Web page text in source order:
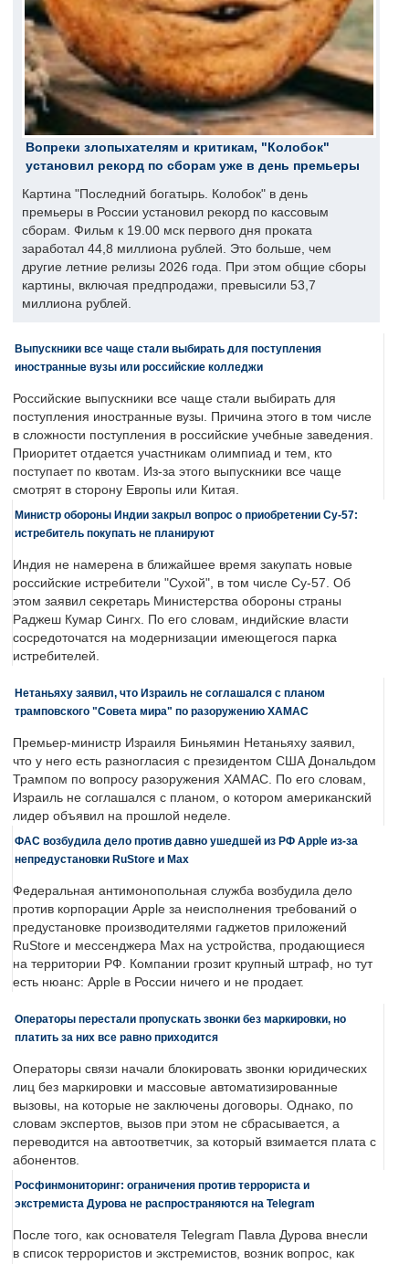
Вопреки злопыхателям и критикам, "Колобок"
установил рекорд по сборам уже в день премьеры
Картина "Последний богатырь. Колобок" в день
премьеры в России установил рекорд по кассовым
сборам. Фильм к 19.00 мск первого дня проката
заработал 44,8 миллиона рублей. Это больше, чем
другие летние релизы 2026 года. При этом общие сборы
картины, включая предпродажи, превысили 53,7
миллиона рублей.
Выпускники все чаще стали выбирать для поступления
иностранные вузы или российские колледжи
Российские выпускники все чаще стали выбирать для
поступления иностранные вузы. Причина этого в том числе
в сложности поступления в российские учебные заведения.
Приоритет отдается участникам олимпиад и тем, кто
поступает по квотам. Из-за этого выпускники все чаще
смотрят в сторону Европы или Китая.
Министр обороны Индии закрыл вопрос о приобретении Су-57:
истребитель покупать не планируют
Индия не намерена в ближайшее время закупать новые
российские истребители "Сухой", в том числе Су-57. Об
этом заявил секретарь Министерства обороны страны
Раджеш Кумар Сингх. По его словам, индийские власти
сосредоточатся на модернизации имеющегося парка
истребителей.
Нетаньяху заявил, что Израиль не соглашался с планом
трамповского "Совета мира" по разоружению ХАМАС
Премьер-министр Израиля Биньямин Нетаньяху заявил,
что у него есть разногласия с президентом США Дональдом
Трампом по вопросу разоружения ХАМАС. По его словам,
Израиль не соглашался с планом, о котором американский
лидер объявил на прошлой неделе.
ФАС возбудила дело против давно ушедшей из РФ Apple из-за
непредустановки RuStore и Max
Федеральная антимонопольная служба возбудила дело
против корпорации Apple за неисполнения требований о
предустановке производителями гаджетов приложений
RuStore и мессенджера Max на устройства, продающиеся
на территории РФ. Компании грозит крупный штраф, но тут
есть нюанс: Apple в России ничего и не продает.
Операторы перестали пропускать звонки без маркировки, но
платить за них все равно приходится
Операторы связи начали блокировать звонки юридических
лиц без маркировки и массовые автоматизированные
вызовы, на которые не заключены договоры. Однако, по
словам экспертов, вызов при этом не сбрасывается, а
переводится на автоответчик, за который взимается плата с
абонентов.
Росфинмониторинг: ограничения против террориста и
экстремиста Дурова не распространяются на Telegram
После того, как основателя Telegram Павла Дурова внесли
в список террористов и экстремистов, возник вопрос, как